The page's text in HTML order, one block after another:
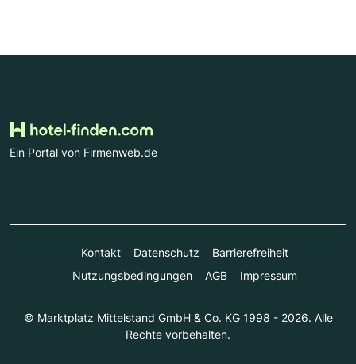
Ein Portal von Firmenweb.de
Kontakt Datenschutz
Barrierefreiheit
Nutzungsbedingungen
AGB Impressum
© Marktplatz Mittelstand GmbH & Co. KG 1998 - 2026. Alle
Rechte vorbehalten.